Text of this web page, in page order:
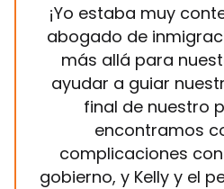
¡Yo estaba muy
abogado de
más allá para
ayudar a guiar
final de nuestro
encontramos
complicaciones
gobierno, y Kelly y el